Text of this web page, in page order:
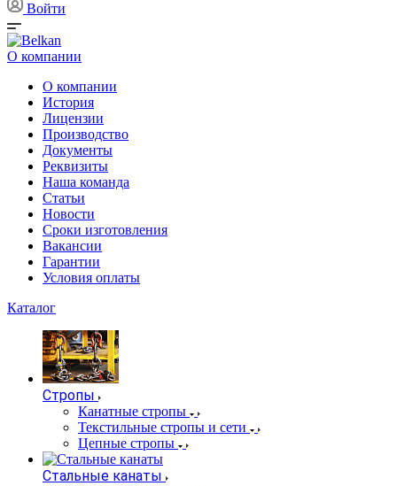
Войти
О компании
О компании
История
Лицензии
Производство
Документы
Реквизиты
Наша команда
Статьи
Новости
Сроки изготовления
Вакансии
Гарантии
Условия оплаты
Каталог
Стропы
Канатные стропы
Текстильные стропы и сети
Цепные стропы
Стальные канаты